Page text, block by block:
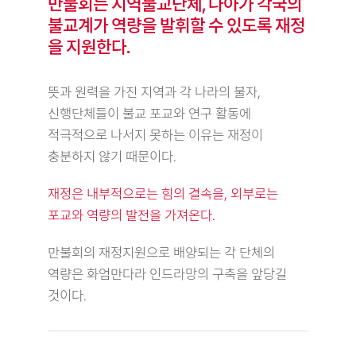
불교계가 역량을 발휘할 수 있도록 재정
을 지원한다.
뜻과 원력을 가진 지역과 각 나라의 불자,
신행단체들이 불교 포교와 연구 활동에
적극적으로 나서지 못하는 이유는 재정이
충분하지 않기 때문이다.
재정은 내부적으로는 힘의 결속을, 외부로는
포교와 역량의 발전을 가져온다.
만불회의 재정지원으로 배양되는 각 단체의
역량은 화엄만다라 인드라망의 구축을 앞당길
것이다.